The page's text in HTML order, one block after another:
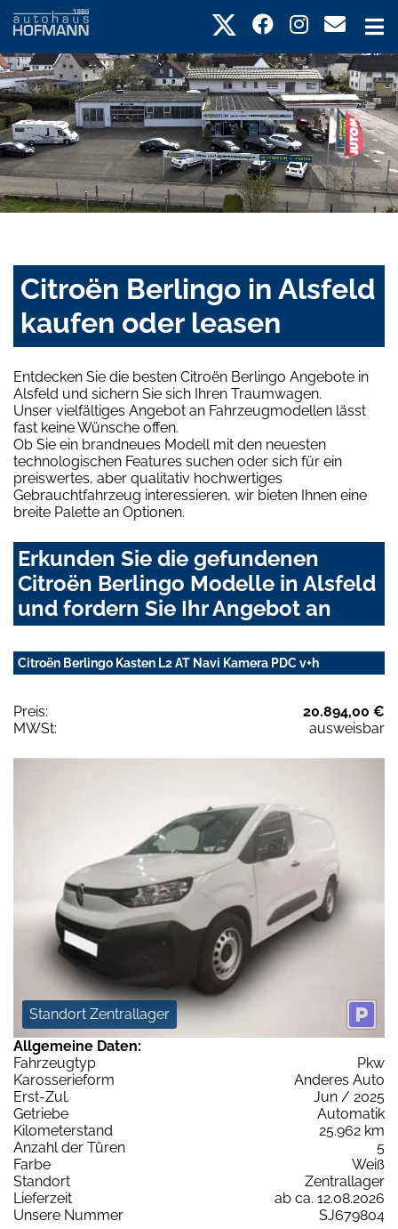
Citroën Berlingo in Alsfeld
kaufen oder leasen
Entdecken Sie die besten Citroën Berlingo Angebote in
Alsfeld und sichern Sie sich Ihren Traumwagen.
Unser vielfältiges Angebot an Fahrzeugmodellen lässt
fast keine Wünsche offen.
Ob Sie ein brandneues Modell mit den neuesten
technologischen Features suchen oder sich für ein
preiswertes, aber qualitativ hochwertiges
Gebrauchtfahrzeug interessieren, wir bieten Ihnen eine
breite Palette an Optionen.
Erkunden Sie die gefundenen
Citroën Berlingo Modelle in Alsfeld
und fordern Sie Ihr Angebot an
Citroën Berlingo Kasten L2 AT Navi Kamera PDC v+h
Preis:
20.894,00 €
MWSt:
ausweisbar
Standort Zentrallager
Allgemeine Daten:
Fahrzeugtyp
Pkw
Karosserieform
Anderes Auto
Erst-Zul.
Jun / 2025
Getriebe
Automatik
Kilometerstand
25.962 km
Anzahl der Türen
5
Farbe
Weiß
Standort
Zentrallager
Lieferzeit
ab ca. 12.08.2026
Unsere Nummer
SJ679804